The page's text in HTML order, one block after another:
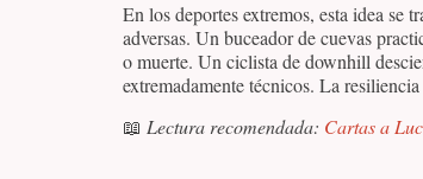
En los deportes extremos, esta idea se
adversas. Un buceador de cuevas
o muerte. Un ciclista de downhill
extremadamente técnicos. La
📖 Lectura recomendada: Cartas a